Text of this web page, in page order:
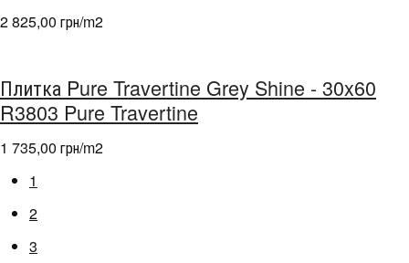
2 825,00 грн/m2
Плитка Pure Travertine Grey Shine - 30x60
R3803 Pure Travertine
1 735,00 грн/m2
1
2
3